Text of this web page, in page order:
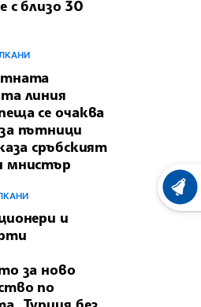
с близо 30
линия
се очаква
пътници
сръбският
мнистър
и
за ново
по